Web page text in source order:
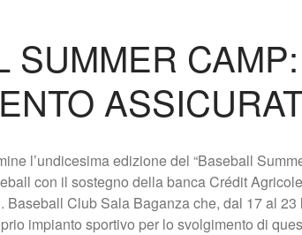
SUMMER CAMP:
l’undicesima edizione del “Baseball
con il sostegno della banca Crédit
Baseball Club Sala Baganza che, dal 17 al
impianto sportivo per lo svolgimento di